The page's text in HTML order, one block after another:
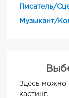
Писатель/
Музыкант/
Здесь можно
кастинг.